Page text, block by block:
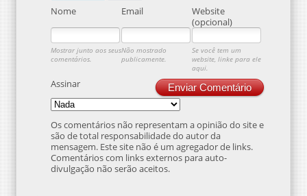
Nome Email
Website
(opcional)
Mostrar junto aos seus
comentários.
Não mostrado
publicamente.
Se você tem um
website, linke para ele
aqui.
Enviar Comentário
Assinar
Os comentários não representam a opinião do site e
são de total responsabilidade do autor da
mensagem. Este site não é um agregador de links.
Comentários com links externos para auto-
divulgação não serão aceitos.